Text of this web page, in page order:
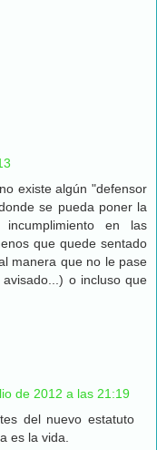
existe algún "defensor
se pueda poner la
en las
que quede sentado
manera que no le pase
o incluso que
de 2012 a las 21:19
del nuevo estatuto
es la vida.